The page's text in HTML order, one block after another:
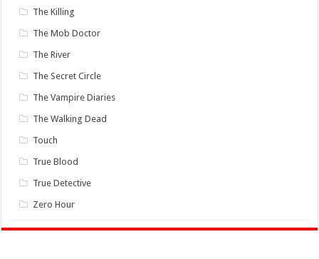
The Killing
The Mob Doctor
The River
The Secret Circle
The Vampire Diaries
The Walking Dead
Touch
True Blood
True Detective
Zero Hour